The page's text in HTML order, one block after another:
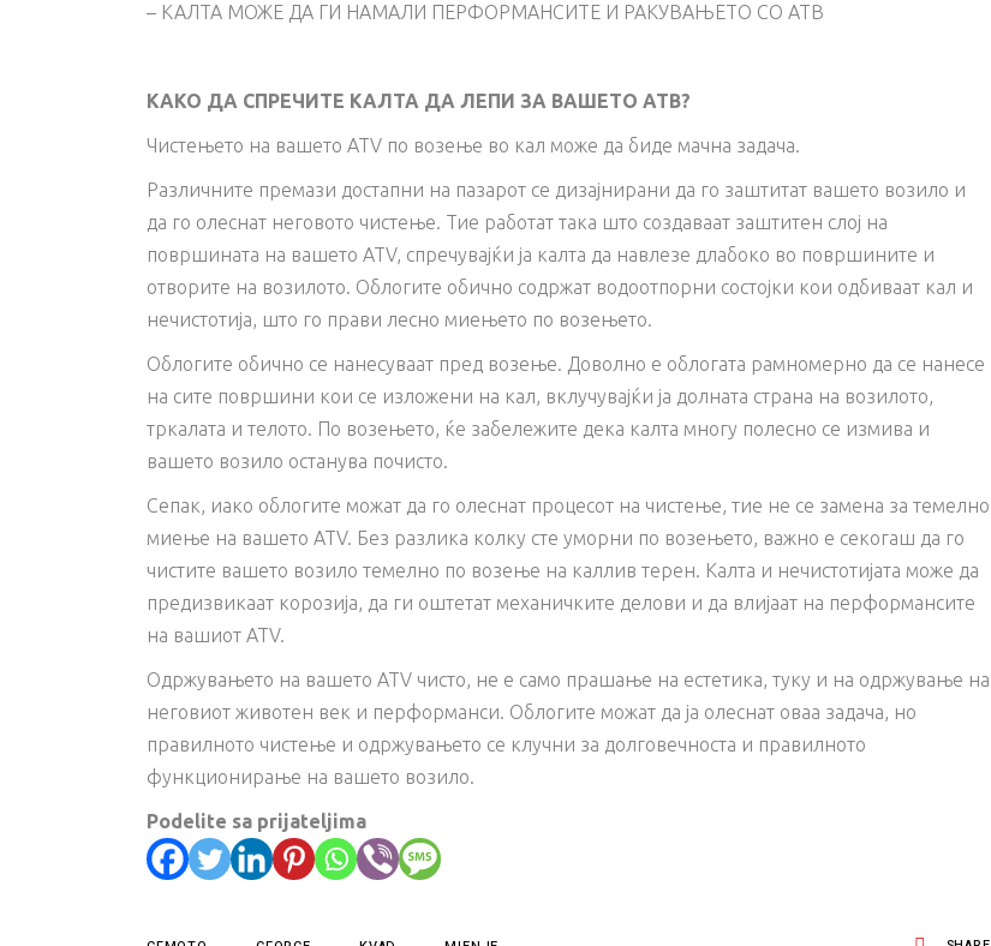
– КАЛТА МОЖЕ ДА ГИ НАМАЛИ ПЕРФОРМАНСИТЕ И РАКУВАЊЕТО СО АТВ
КАКО ДА СПРЕЧИТЕ КАЛТА ДА ЛЕПИ ЗА ВАШЕТО АТВ?
Чистењето на вашето ATV по возење во кал може да биде мачна задача.
Различните премази достапни на пазарот се дизајнирани да го заштитат вашето возило и
да го олеснат неговото чистење. Тие работат така што создаваат заштитен слој на
површината на вашето ATV, спречувајќи ја калта да навлезе длабоко во површините и
отворите на возилото. Облогите обично содржат водоотпорни состојки кои одбиваат кал и
нечистотија, што го прави лесно миењето по возењето.
Облогите обично се нанесуваат пред возење. Доволно е облогата рамномерно да се нанесе
на сите површини кои се изложени на кал, вклучувајќи ја долната страна на возилото,
тркалата и телото. По возењето, ќе забележите дека калта многу полесно се измива и
вашето возило останува почисто.
Сепак, иако облогите можат да го олеснат процесот на чистење, тие не се замена за темелно
миење на вашето ATV. Без разлика колку сте уморни по возењето, важно е секогаш да го
чистите вашето возило темелно по возење на каллив терен. Калта и нечистотијата може да
предизвикаат корозија, да ги оштетат механичките делови и да влијаат на перформансите
на вашиот ATV.
Одржувањето на вашето ATV чисто, не е само прашање на естетика, туку и на одржување на
неговиот животен век и перформанси. Облогите можат да ја олеснат оваа задача, но
правилното чистење и одржувањето се клучни за долговечноста и правилното
функционирање на вашето возило.
Podelite sa prijateljima